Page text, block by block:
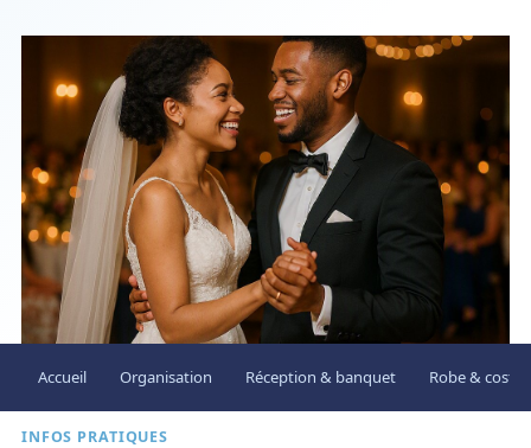
Accueil Organisation Réception & banquet Robe &
INFOS PRATIQUES